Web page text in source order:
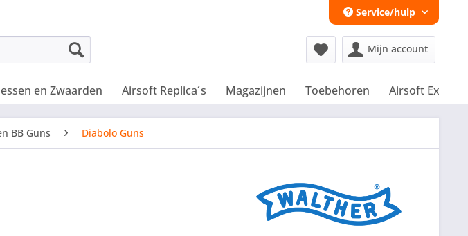
Service/hulp
Mijn account
en Zwaarden Airsoft Replica´s Magazijnen Toebehoren Airsoft Extra´s
BB Guns Diabolo Guns